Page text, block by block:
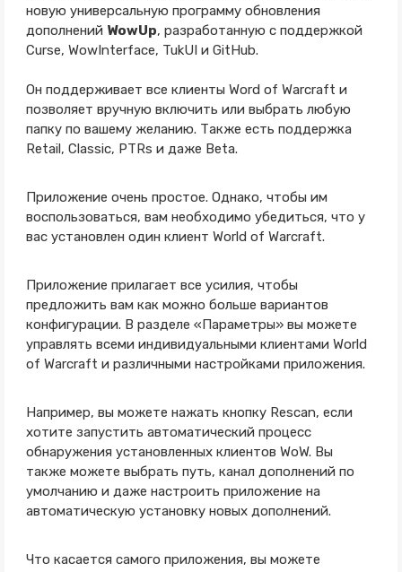
новую универсальную программу обновления
дополнений WowUp, разработанную с поддержкой
Curse, WowInterface, TukUI и GitHub.
Он поддерживает все клиенты Word of Warcraft и
позволяет вручную включить или выбрать любую
папку по вашему желанию. Также есть поддержка
Retail, Classic, PTRs и даже Beta.
Приложение очень простое. Однако, чтобы им
воспользоваться, вам необходимо убедиться, что у
вас установлен один клиент World of Warcraft.
Приложение прилагает все усилия, чтобы
предложить вам как можно больше вариантов
конфигурации. В разделе «Параметры» вы можете
управлять всеми индивидуальными клиентами World
of Warcraft и различными настройками приложения.
Например, вы можете нажать кнопку Rescan, если
хотите запустить автоматический процесс
обнаружения установленных клиентов WoW. Вы
также можете выбрать путь, канал дополнений по
умолчанию и даже настроить приложение на
автоматическую установку новых дополнений.
Что касается самого приложения, вы можете